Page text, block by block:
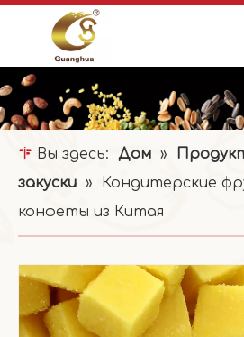
Вы здесь: Дом »
закуски »
Кондитерские
конфеты из Китая